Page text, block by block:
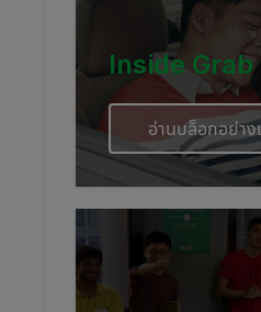
Inside Grab
อ่านบล็อกอย่าง